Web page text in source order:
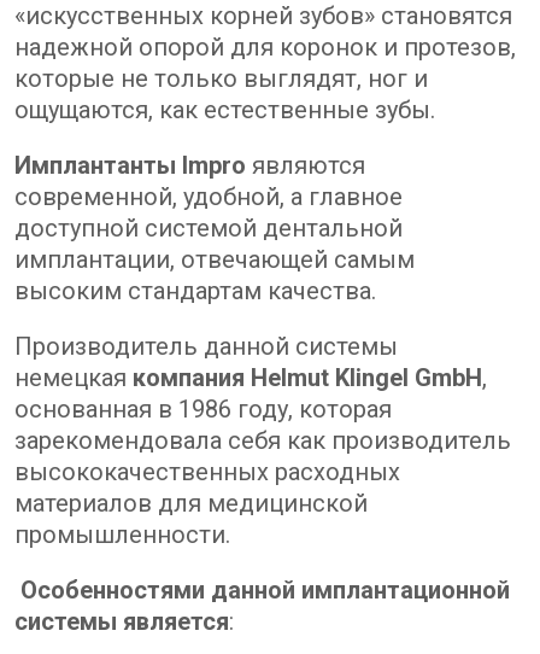
«искусственных корней зубов» становятся
надежной опорой для коронок и протезов,
которые не только выглядят, ног и
ощущаются, как естественные зубы.
Имплантанты Impro являются
современной, удобной, а главное
доступной системой дентальной
имплантации, отвечающей самым
высоким стандартам качества.
Производитель данной системы
немецкая компания Helmut Klingel GmbH,
основанная в 1986 году, которая
зарекомендовала себя как производитель
высококачественных расходных
материалов для медицинской
промышленности.
Особенностями данной имплантационной
системы является: